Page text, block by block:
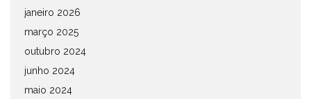
janeiro 2026
março 2025
outubro 2024
junho 2024
maio 2024